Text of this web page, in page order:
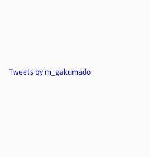
Tweets by m_gakumado